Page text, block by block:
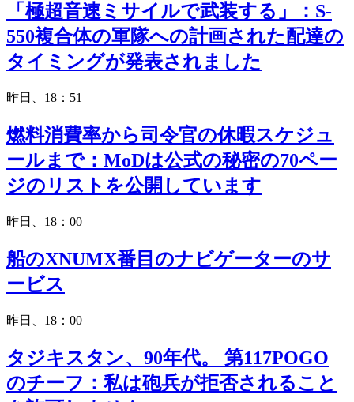
「極超音速ミサイルで武装する」：S-
550複合体の軍隊への計画された配達の
タイミングが発表されました
昨日、18：51
燃料消費率から司令官の休暇スケジュ
ールまで：MoDは公式の秘密の70ペー
ジのリストを公開しています
昨日、18：00
船のXNUMX番目のナビゲーターのサ
ービス
昨日、18：00
タジキスタン、90年代。 第117POGO
のチーフ：私は砲兵が拒否されること